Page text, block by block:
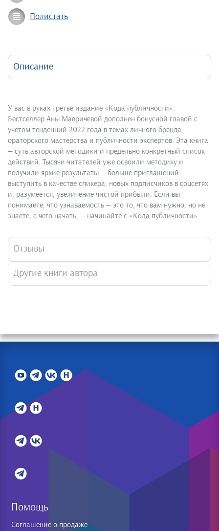
Полистать
Описание
У вас в руках третье издание «Кода публичности».
Бестселлер Аны Мавричевой дополнен бонусной главой с
учетом тенденций 2022 года в темах личного бренда,
ораторского мастерства и публичности экспертов. Эта книга
— суть авторской методики и предельно конкретный список
действий. Тысячи читателей уже освоили методику и
получили яркие результаты — больше приглашений
выступить в качестве спикера, новых подписчиков в соцсетях
и, разумеется, увеличение чистой прибыли. Если вы
понимаете, что узнаваемость — это то, что вам нужно, но не
знаете, с чего начать, — начинайте с «Кода публичности».
Отзывы
Другие книги автора
Помощь
Соглашение о продаже